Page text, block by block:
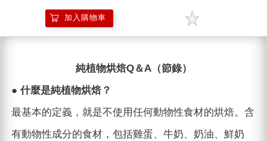
加入購物車
純植物烘焙Q＆A（節錄）
● 什麼是純植物烘焙？
最基本的定義，就是不使用任何動物性食材的烘焙。含
有動物性成分的食材，包括雞蛋、牛奶、奶油、鮮奶